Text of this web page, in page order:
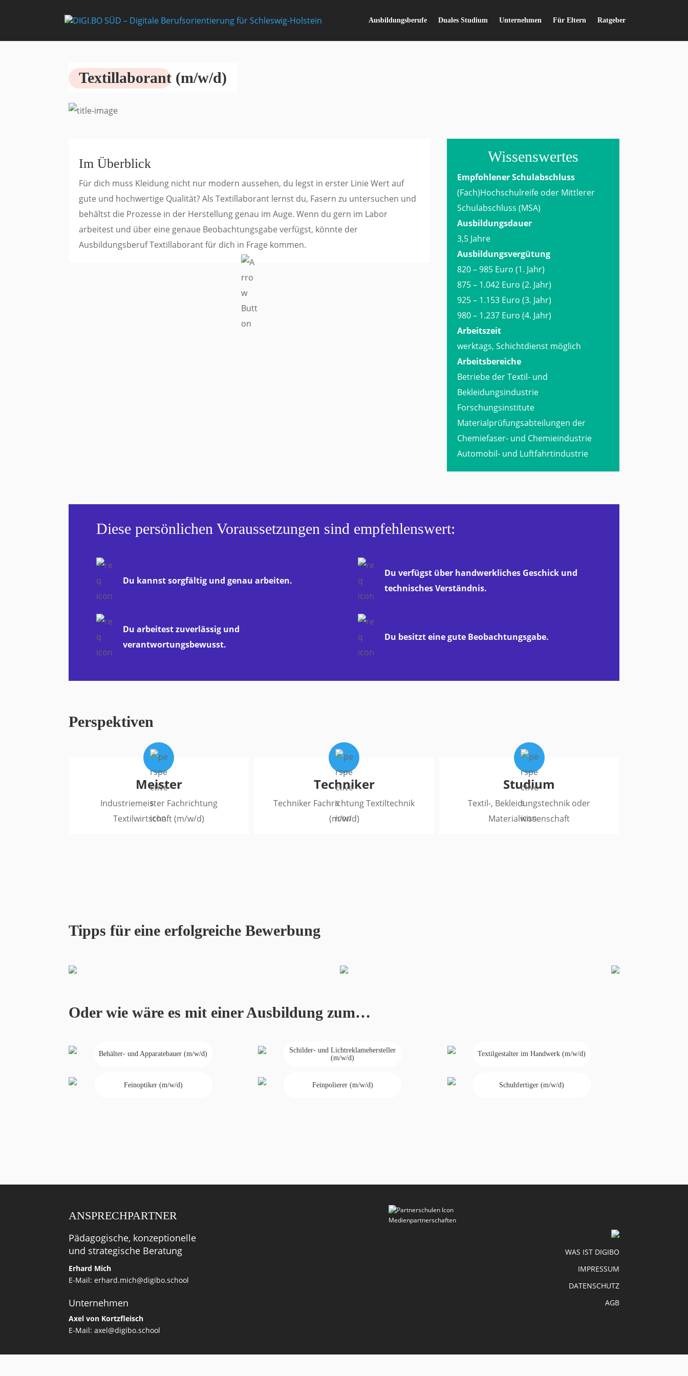
Ausbildungsberufe Duales Studium Unternehmen Für Eltern Ratgeber
Vorherige Seite
Textillaborant (m/w/d)
Im Überblick
Für dich muss Kleidung nicht nur modern aussehen, du legst in erster Linie Wert auf
gute und hochwertige Qualität? Als Textillaborant lernst du, Fasern zu untersuchen und
behältst die Prozesse in der Herstellung genau im Auge. Wenn du gern im Labor
arbeitest und über eine genaue Beobachtungsgabe verfügst, könnte der
Ausbildungsberuf Textillaborant für dich in Frage kommen.
Wissenswertes
Empfohlener Schulabschluss
(Fach)Hochschulreife oder Mittlerer
Schulabschluss (MSA)
Ausbildungsdauer
3,5 Jahre
Ausbildungsvergütung
820 – 985 Euro (1. Jahr)
875 – 1.042 Euro (2. Jahr)
925 – 1.153 Euro (3. Jahr)
980 – 1.237 Euro (4. Jahr)
Arbeitszeit
werktags, Schichtdienst möglich
Arbeitsbereiche
Betriebe der Textil- und
Bekleidungsindustrie
Forschungsinstitute
Materialprüfungsabteilungen der
Chemiefaser- und Chemieindustrie
Automobil- und Luftfahrtindustrie
Diese persönlichen Voraussetzungen sind empfehlenswert:
Du kannst sorgfältig und genau arbeiten.
Du verfügst über handwerkliches Geschick und
technisches Verständnis.
Du arbeitest zuverlässig und
verantwortungsbewusst.
Du besitzt eine gute Beobachtungsgabe.
Perspektiven
Meister
Industriemeister Fachrichtung
Textilwirtschaft (m/w/d)
Techniker
Techniker Fachrichtung Textiltechnik
(m/w/d)
Studium
Textil-, Bekleidungstechnik oder
Materialwissenschaft
Tipps für eine erfolgreiche Bewerbung
Oder wie wäre es mit einer Ausbildung zum…
Behälter- und Apparatebauer (m/w/d)
Schilder- und Lichtreklamehersteller
(m/w/d)
Textilgestalter im Handwerk (m/w/d)
Feinoptiker (m/w/d) Feinpolierer (m/w/d) Schuhfertiger (m/w/d)
ANSPRECHPARTNER
Pädagogische, konzeptionelle
und strategische Beratung
Erhard Mich
E-Mail:erhard.mich@digibo.school
Unternehmen
Axel von Kortzfleisch
E-Mail:axel@digibo.school
Medienpartnerschaften
WAS IST DIGIBO
IMPRESSUM
DATENSCHUTZ
AGB